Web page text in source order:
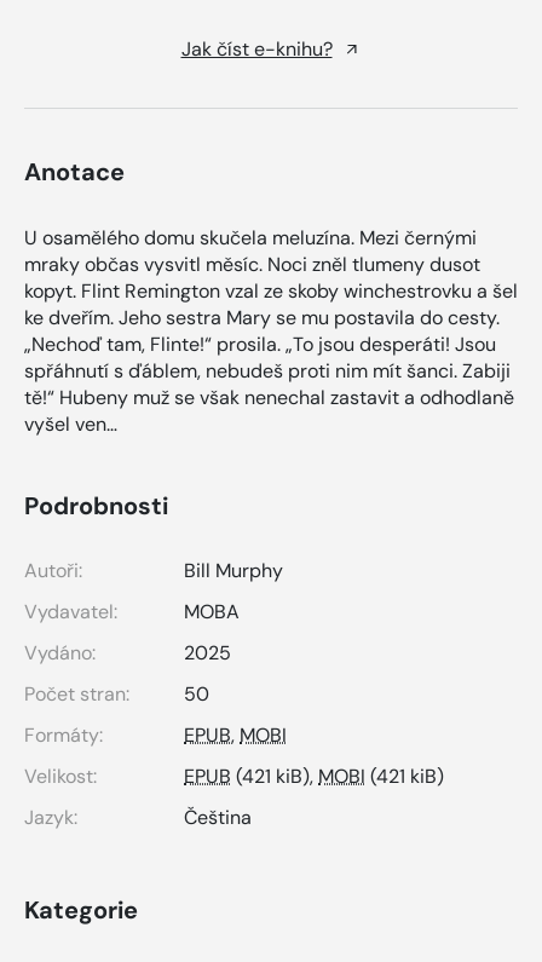
Jak číst e-knihu?
Anotace
U osamělého domu skučela meluzína. Mezi černými
mraky občas vysvitl měsíc. Noci zněl tlumeny dusot
kopyt. Flint Remington vzal ze skoby winchestrovku a šel
ke dveřím. Jeho sestra Mary se mu postavila do cesty.
„Nechoď tam, Flinte!“ prosila. „To jsou desperáti! Jsou
spřáhnutí s ďáblem, nebudeš proti nim mít šanci. Zabiji
tě!“ Hubeny muž se však nenechal zastavit a odhodlaně
vyšel ven…
Podrobnosti
Autoři:
Bill Murphy
Vydavatel:
MOBA
Vydáno:
2025
Počet stran:
50
Formáty:
EPUB,MOBI
Velikost:
EPUB (421 kiB),MOBI (421 kiB)
Jazyk:
Čeština
Kategorie